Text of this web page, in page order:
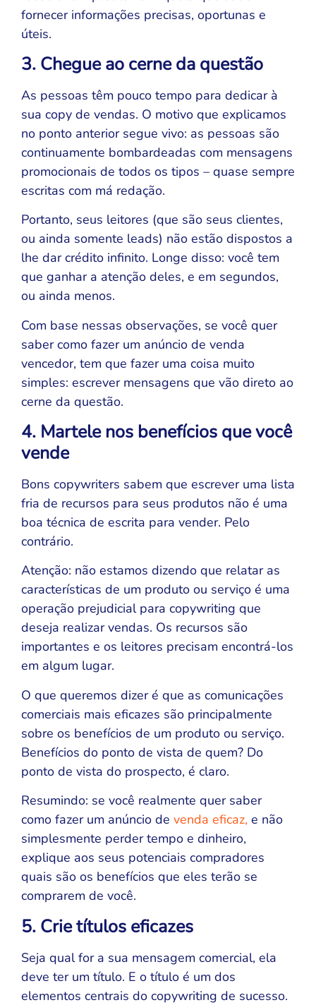
fornecer informações precisas, oportunas e
úteis.
3. Chegue ao cerne da questão
As pessoas têm pouco tempo para dedicar à
sua copy de vendas. O motivo que explicamos
no ponto anterior segue vivo: as pessoas são
continuamente bombardeadas com mensagens
promocionais de todos os tipos – quase sempre
escritas com má redação.
Portanto, seus leitores (que são seus clientes,
ou ainda somente leads) não estão dispostos a
lhe dar crédito infinito. Longe disso: você tem
que ganhar a atenção deles, e em segundos,
ou ainda menos.
Com base nessas observações, se você quer
saber como fazer um anúncio de venda
vencedor, tem que fazer uma coisa muito
simples: escrever mensagens que vão direto ao
cerne da questão.
4. Martele nos benefícios que você
vende
Bons copywriters sabem que escrever uma lista
fria de recursos para seus produtos não é uma
boa técnica de escrita para vender. Pelo
contrário.
Atenção: não estamos dizendo que relatar as
características de um produto ou serviço é uma
operação prejudicial para copywriting que
deseja realizar vendas. Os recursos são
importantes e os leitores precisam encontrá-los
em algum lugar.
O que queremos dizer é que as comunicações
comerciais mais eficazes são principalmente
sobre os benefícios de um produto ou serviço.
Benefícios do ponto de vista de quem? Do
ponto de vista do prospecto, é claro.
Resumindo: se você realmente quer saber
como fazer um anúncio de venda eficaz, e não
simplesmente perder tempo e dinheiro,
explique aos seus potenciais compradores
quais são os benefícios que eles terão se
comprarem de você.
5. Crie títulos eficazes
Seja qual for a sua mensagem comercial, ela
deve ter um título. E o título é um dos
elementos centrais do copywriting de sucesso.